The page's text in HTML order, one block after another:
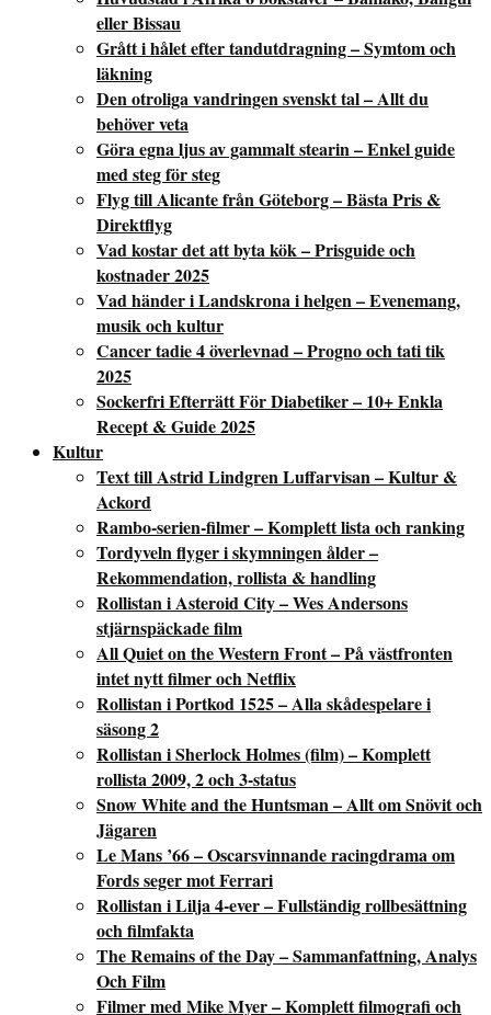
eller Bissau
Grått i hålet efter tandutdragning – Symtom och
läkning
Den otroliga vandringen svenskt tal – Allt du
behöver veta
Göra egna ljus av gammalt stearin – Enkel guide
med steg för steg
Flyg till Alicante från Göteborg – Bästa Pris &
Direktflyg
Vad kostar det att byta kök – Prisguide och
kostnader 2025
Vad händer i Landskrona i helgen – Evenemang,
musik och kultur
Cancer tadie 4 överlevnad – Progno och tati tik
2025
Sockerfri Efterrätt För Diabetiker – 10+ Enkla
Recept & Guide 2025
Kultur
Text till Astrid Lindgren Luffarvisan – Kultur &
Ackord
Rambo-serien-filmer – Komplett lista och ranking
Tordyveln flyger i skymningen ålder –
Rekommendation, rollista & handling
Rollistan i Asteroid City – Wes Andersons
stjärnspäckade film
All Quiet on the Western Front – På västfronten
intet nytt filmer och Netflix
Rollistan i Portkod 1525 – Alla skådespelare i
säsong 2
Rollistan i Sherlock Holmes (film) – Komplett
rollista 2009, 2 och 3-status
Snow White and the Huntsman – Allt om Snövit och
Jägaren
Le Mans ’66 – Oscarsvinnande racingdrama om
Fords seger mot Ferrari
Rollistan i Lilja 4-ever – Fullständig rollbesättning
och filmfakta
The Remains of the Day – Sammanfattning, Analys
Och Film
Filmer med Mike Myer – Komplett filmografi och